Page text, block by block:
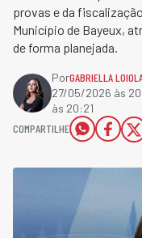
provas e da
Município de Bayeux,
de forma planejada.
PorGABRIELLA
27/05/2026 às
às 20:21
COMPARTILHE